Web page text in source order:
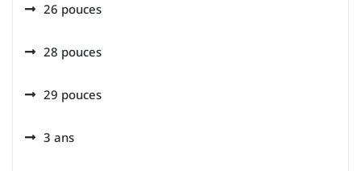
26 pouces
28 pouces
29 pouces
3 ans